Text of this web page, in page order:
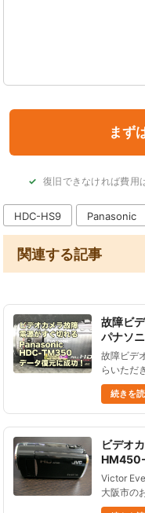
復旧できなければ費用
HDC-HS9 Panasonic
関連する記事
故障ビ
パナソ
故障ビデ
らいただ
カメラが
でした
続きを
ビデオ
HM450-
Victor
大阪市の
要な研修